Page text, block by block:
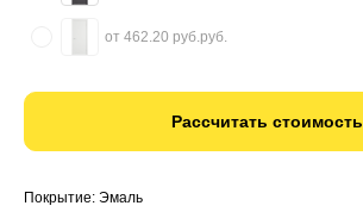
от 462.20 руб.руб.
Рассчитать стоимость
Покрытие: Эмаль